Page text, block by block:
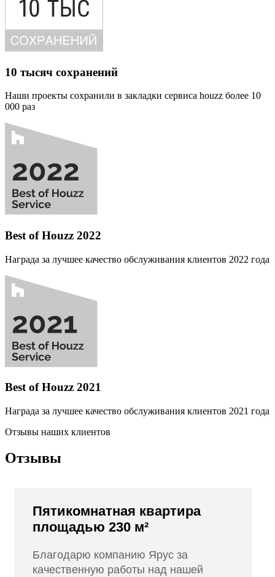
10 тысяч сохранений
Наши проекты сохранили в закладки сервиса houzz более 10
000 раз
Best of Houzz 2022
Награда за лучшее качество обслуживания клиентов 2022 года
Best of Houzz 2021
Награда за лучшее качество обслуживания клиентов 2021 года
Отзывы наших клиентов
Отзывы
Пятикомнатная квартира
площадью 230 м²
Благодарю компанию Ярус за
качественную работы над нашей